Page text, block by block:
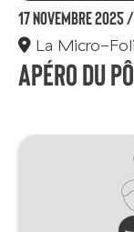
17 novembre 2025 /
La Micro-
Apéro du